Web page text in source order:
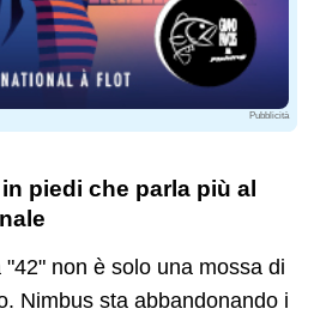
Pubblicità
piedi che parla più al
non è solo una mossa di
Nimbus sta abbandonando i